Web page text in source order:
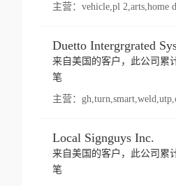
主营：
来自美国的客户，此公司累
笔
主营：
Local Signguys Inc.
来自美国的客户，此公司累
笔